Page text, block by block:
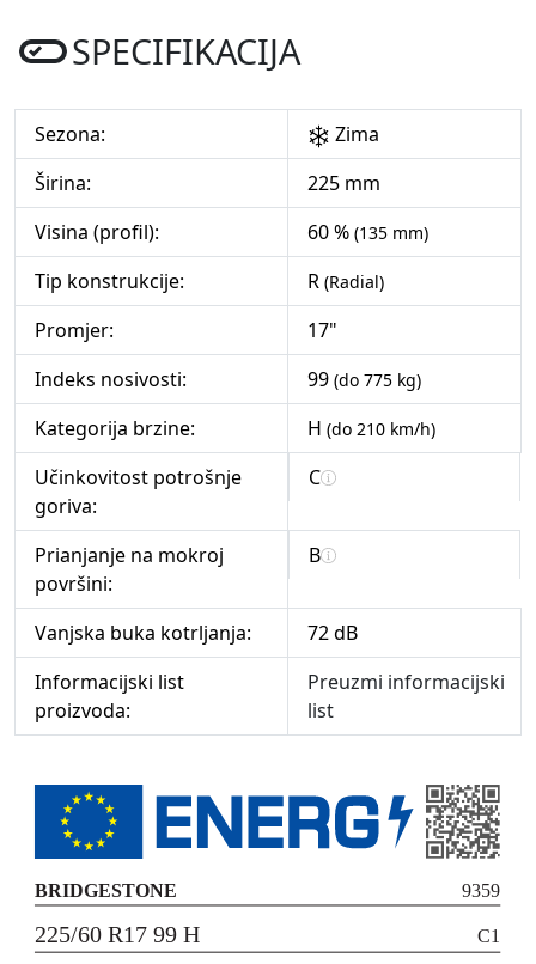
SPECIFIKACIJA
Sezona:
Zima
Širina:
225 mm
Visina (profil):
60 % (135 mm)
Tip konstrukcije: R (Radial)
Promjer:
17"
Indeks nosivosti:
99 (do 775 kg)
Kategorija brzine: H (do 210 km/h)
Učinkovitost potrošnje
goriva:
C
Prianjanje na mokroj
površini:
B
Vanjska buka kotrljanja:
72 dB
Informacijski list
proizvoda:
Preuzmi informacijski
list